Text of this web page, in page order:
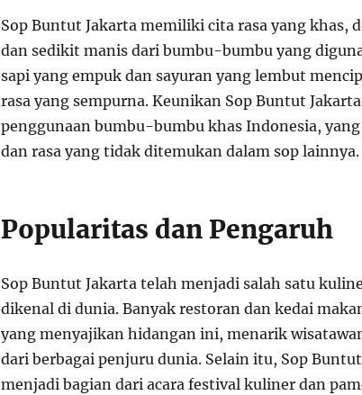
Sop Buntut Jakarta memiliki cita rasa yang khas,
dan sedikit manis dari bumbu-bumbu yang
sapi yang empuk dan sayuran yang lembut
rasa yang sempurna. Keunikan Sop Buntut
penggunaan bumbu-bumbu khas Indonesia,
dan rasa yang tidak ditemukan dalam sop lainnya.
Popularitas dan Pengaruh
Sop Buntut Jakarta telah menjadi salah satu
dikenal di dunia. Banyak restoran dan kedai
yang menyajikan hidangan ini, menarik
dari berbagai penjuru dunia. Selain itu, Sop
menjadi bagian dari acara festival kuliner dan